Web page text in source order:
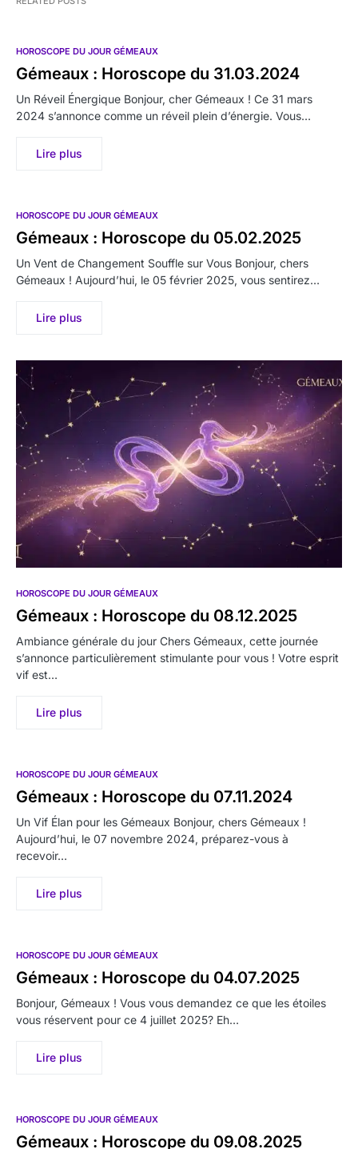
HOROSCOPE DU JOUR GÉMEAUX
Gémeaux : Horoscope du 31.03.2024
Un Réveil Énergique Bonjour, cher Gémeaux ! Ce 31 mars
2024 s’annonce comme un réveil plein d’énergie. Vous…
Lire plus
HOROSCOPE DU JOUR GÉMEAUX
Gémeaux : Horoscope du 05.02.2025
Un Vent de Changement Souffle sur Vous Bonjour, chers
Gémeaux ! Aujourd’hui, le 05 février 2025, vous sentirez…
Lire plus
HOROSCOPE DU JOUR GÉMEAUX
Gémeaux : Horoscope du 08.12.2025
Ambiance générale du jour Chers Gémeaux, cette journée
s’annonce particulièrement stimulante pour vous ! Votre esprit
vif est…
Lire plus
HOROSCOPE DU JOUR GÉMEAUX
Gémeaux : Horoscope du 07.11.2024
Un Vif Élan pour les Gémeaux Bonjour, chers Gémeaux !
Aujourd’hui, le 07 novembre 2024, préparez-vous à
recevoir…
Lire plus
HOROSCOPE DU JOUR GÉMEAUX
Gémeaux : Horoscope du 04.07.2025
Bonjour, Gémeaux ! Vous vous demandez ce que les étoiles
vous réservent pour ce 4 juillet 2025? Eh…
Lire plus
HOROSCOPE DU JOUR GÉMEAUX
Gémeaux : Horoscope du 09.08.2025